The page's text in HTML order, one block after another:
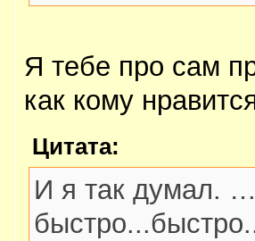
Я тебе про сам
как кому
Цитата:
И я так думал. …